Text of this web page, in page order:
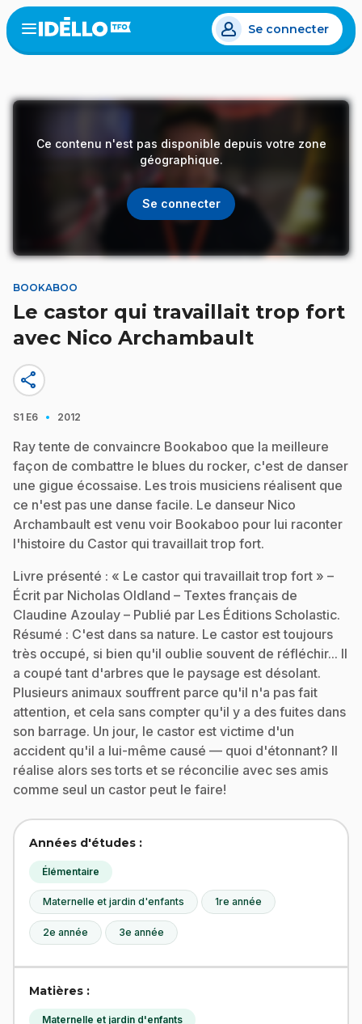
Aller
au
contenu
Open
menu
Se connecter
Ce contenu n'est pas disponible depuis votre zone
géographique.
Se connecter
BOOKABOO
Le castor qui travaillait trop fort
avec Nico Archambault
share
S1 E6 · 2012
Ray tente de convaincre Bookaboo que la meilleure
façon de combattre le blues du rocker, c'est de danser
une gigue écossaise. Les trois musiciens réalisent que
ce n'est pas une danse facile. Le danseur Nico
Archambault est venu voir Bookaboo pour lui raconter
l'histoire du Castor qui travaillait trop fort.
Livre présenté : « Le castor qui travaillait trop fort » –
Écrit par Nicholas Oldland – Textes français de
Claudine Azoulay – Publié par Les Éditions Scholastic.
Résumé : C'est dans sa nature. Le castor est toujours
très occupé, si bien qu'il oublie souvent de réfléchir... Il
a coupé tant d'arbres que le paysage est désolant.
Plusieurs animaux souffrent parce qu'il n'a pas fait
attention, et cela sans compter qu'il y a des fuites dans
son barrage. Un jour, le castor est victime d'un
accident qu'il a lui-même causé — quoi d'étonnant? Il
réalise alors ses torts et se réconcilie avec ses amis
comme seul un castor peut le faire!
Années d'études :
Élémentaire
Maternelle et jardin d'enfants 1re année
2e année 3e année
Matières :
Maternelle et jardin d'enfants